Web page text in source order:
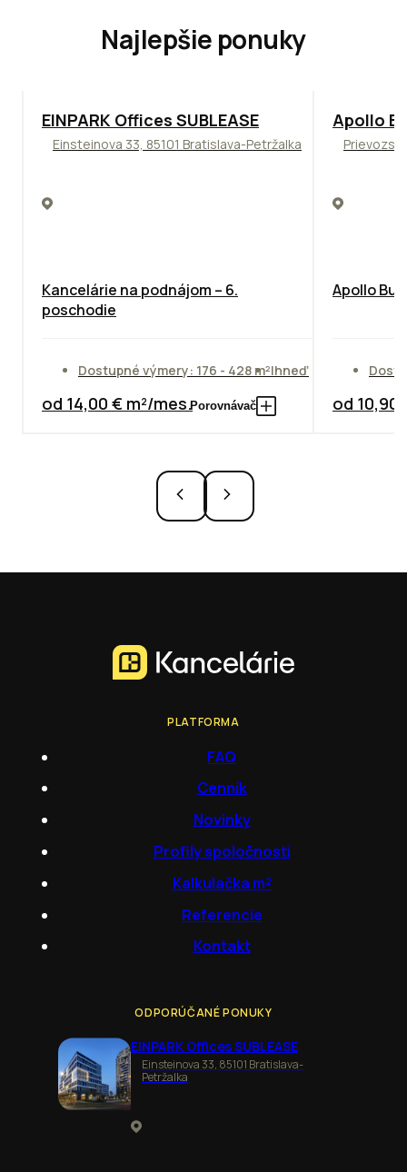
Najlepšie ponuky
TOP ODPORÚČAME
EINPARK Offices SUBLEASE
Einsteinova 33, 85101 Bratislava-Petržalka
Kancelárie na podnájom – 6.
poschodie
Dostupné výmery: 176 - 428 m²Ihneď
od 14,00 € m²/mes.Porovnávač
TOP
Apollo
Apollo
od 10,90
PLATFORMA
FAQ
Cenník
Novinky
Profily spoločností
Kalkulačka m²
Referencie
Kontakt
ODPORÚČANÉ PONUKY
EINPARK Offices SUBLEASE
Einsteinova 33, 85101 Bratislava-
Petržalka